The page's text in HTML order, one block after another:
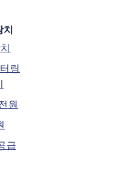
치
링
원
급